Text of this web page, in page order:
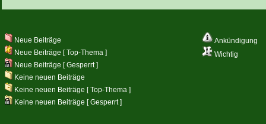
Ankündigung
Wichtig
Neue Beiträge
Neue Beiträge [ Top-Thema ]
Neue Beiträge [ Gesperrt ]
Keine neuen Beiträge
Keine neuen Beiträge [ Top-Thema ]
Keine neuen Beiträge [ Gesperrt ]